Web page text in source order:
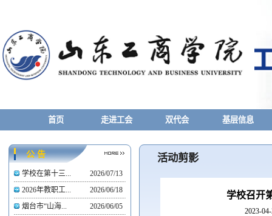
首页 走进工会 双代会 基层信息
公 告
学校在第十三...
2026/07/13
2026年教职工...
2026/06/18
烟台市“山海...
2026/06/05
活动剪影
学校召开
2023-